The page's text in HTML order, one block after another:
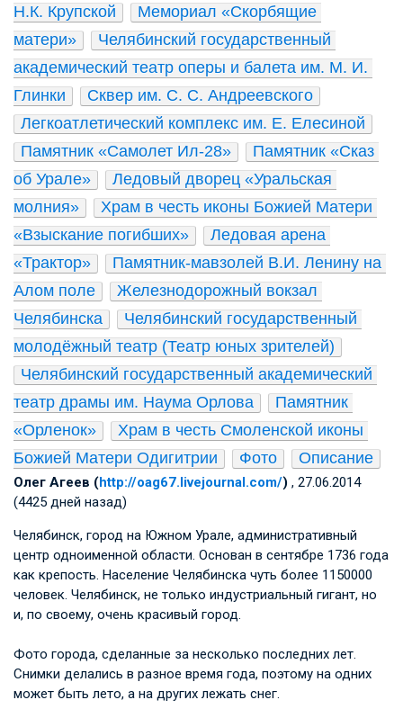
Н.К. Крупской
Мемориал «Скорбящие
матери»
Челябинский государственный
академический театр оперы и балета им. М. И.
Глинки
Сквер им. С. С. Андреевского
Легкоатлетический комплекс им. Е. Елесиной
Памятник «Самолет Ил-28»
Памятник «Сказ
об Урале»
Ледовый дворец «Уральская
молния»
Храм в честь иконы Божией Матери
«Взыскание погибших»
Ледовая арена
«Трактор»
Памятник-мавзолей В.И. Ленину на
Алом поле
Железнодорожный вокзал
Челябинска
Челябинский государственный
молодёжный театр (Театр юных зрителей)
Челябинский государственный академический
театр драмы им. Наума Орлова
Памятник
«Орленок»
Храм в честь Смоленской иконы
Божией Матери Одигитрии
Фото Описание
Олег Агеев (http://oag67.livejournal.com/) , 27.06.2014
(4425 дней назад)
Челябинск, город на Южном Урале, административный
центр одноименной области. Основан в сентябре 1736 года
как крепость. Население Челябинска чуть более 1150000
человек. Челябинск, не только индустриальный гигант, но
и, по своему, очень красивый город.
Фото города, сделанные за несколько последних лет.
Снимки делались в разное время года, поэтому на одних
может быть лето, а на других лежать снег.